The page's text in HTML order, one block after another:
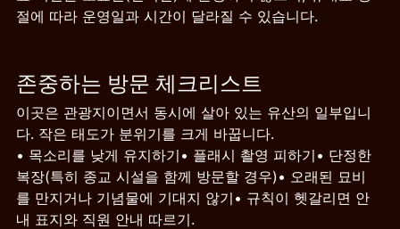
절에 따라 운영일과 시간이 달라질 수 있습니다.
존중하는 방문 체크리스트
이곳은 관광지이면서 동시에 살아 있는 유산의 일부입니
다. 작은 태도가 분위기를 크게 바꿉니다.
• 목소리를 낮게 유지하기• 플래시 촬영 피하기• 단정한
복장(특히 종교 시설을 함께 방문할 경우)• 오래된 묘비
를 만지거나 기념물에 기대지 않기• 규칙이 헷갈리면 안
내 표지와 직원 안내 따르기.